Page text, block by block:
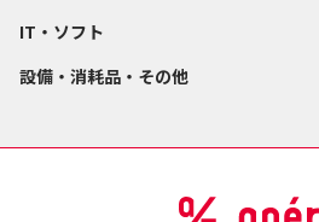
IT・ソフト
設備・消耗品・その他